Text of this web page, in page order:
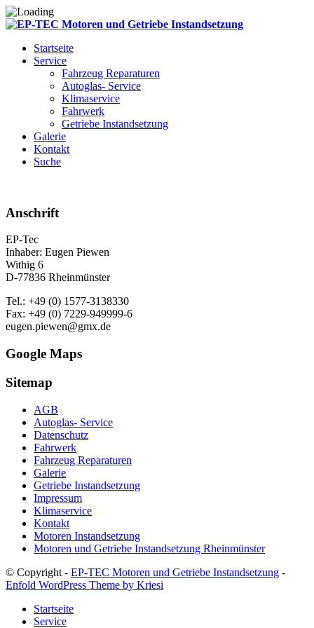
Startseite
Service
Fahrzeug Reparaturen
Autoglas- Service
Klimaservice
Fahrwerk
Getriebe Instandsetzung
Galerie
Kontakt
Suche
Anschrift
EP-Tec
Inhaber: Eugen Piewen
Withig 6
D-77836 Rheinmünster
Tel.: +49 (0) 1577-3138330
Fax: +49 (0) 7229-949999-6
eugen.piewen@gmx.de
Google Maps
Sitemap
AGB
Autoglas- Service
Datenschutz
Fahrwerk
Fahrzeug Reparaturen
Galerie
Getriebe Instandsetzung
Impressum
Klimaservice
Kontakt
Motoren Instandsetzung
Motoren und Getriebe Instandsetzung Rheinmünster
© Copyright - EP-TEC Motoren und Getriebe Instandsetzung -
Enfold WordPress Theme by Kriesi
Startseite
Service